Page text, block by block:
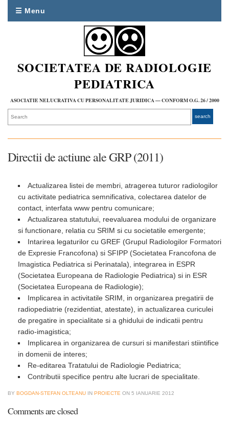
☰ Menu
SOCIETATEA DE RADIOLOGIE
PEDIATRICA
ASOCIATIE NELUCRATIVA CU PERSONALITATE JURIDICA — CONFORM O.G. 26 / 2000
Directii de actiune ale GRP (2011)
Actualizarea listei de membri, atragerea tuturor radiologilor
cu activitate pediatrica semnificativa, colectarea datelor de
contact, interfata www pentru comunicare;
Actualizarea statutului, reevaluarea modului de organizare
si functionare, relatia cu SRIM si cu societatile emergente;
Intarirea legaturilor cu GREF (Grupul Radiologilor Formatori
de Expresie Francofona) si SFIPP (Societatea Francofona de
Imagistica Pediatrica si Perinatala), integrarea in ESPR
(Societatea Europeana de Radiologie Pediatrica) si in ESR
(Societatea Europeana de Radiologie);
Implicarea in activitatile SRIM, in organizarea pregatirii de
radiopediatrie (rezidentiat, atestate), in actualizarea curiculei
de pregatire in specialitate si a ghidului de indicatii pentru
radio-imagistica;
Implicarea in organizarea de cursuri si manifestari stiintifice
in domenii de interes;
Re-editarea Tratatului de Radiologie Pediatrica;
Contributii specifice pentru alte lucrari de specialitate.
BY BOGDAN-STEFAN OLTEANU IN PROIECTE ON 5 IANUARIE 2012
Comments are closed